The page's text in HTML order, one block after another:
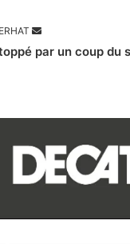
par un coup